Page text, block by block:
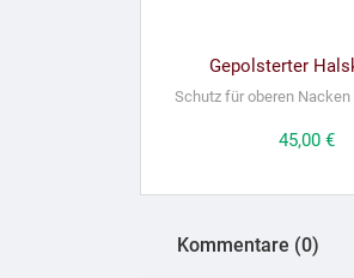
Gepolsterter
Schutz für oberen Nacken
Preis
45,00 €
Kommentare (0)